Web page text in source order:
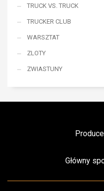
TRUCK VS. TRUCK
TRUCKER CLUB
WARSZTAT
ZLOTY
ZWIASTUNY
Główny